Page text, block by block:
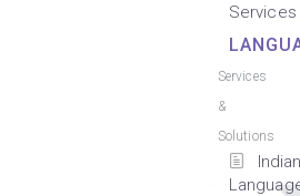
Services
Services
&
Solutions
Indian